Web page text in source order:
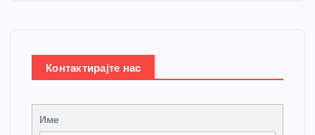
Контактирајте нас
Име